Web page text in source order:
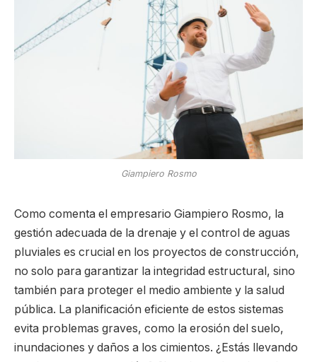
Giampiero Rosmo
Como comenta el empresario Giampiero Rosmo, la
gestión adecuada de la drenaje y el control de aguas
pluviales es crucial en los proyectos de construcción,
no solo para garantizar la integridad estructural, sino
también para proteger el medio ambiente y la salud
pública. La planificación eficiente de estos sistemas
evita problemas graves, como la erosión del suelo,
inundaciones y daños a los cimientos. ¿Estás llevando